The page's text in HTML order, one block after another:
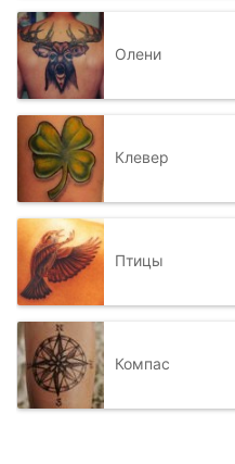
Олени
Клевер
Птицы
Компас